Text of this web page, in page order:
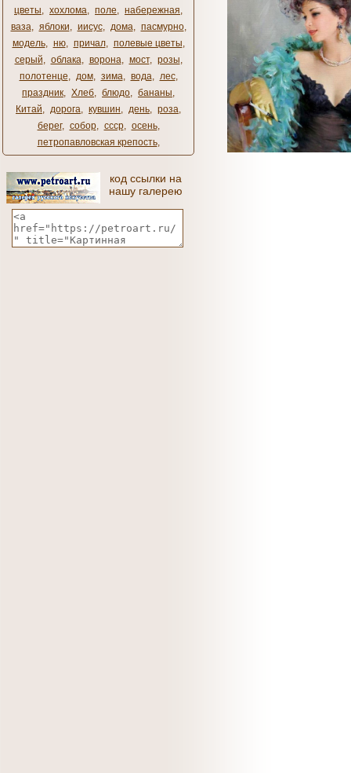
цветы, хохлома, поле, набережная,
ваза, яблоки, иисус, дома, пасмурно,
модель, ню, причал, полевые цветы,
серый, облака, ворона, мост, розы,
полотенце, дом, зима, вода, лес,
праздник, Хлеб, блюдо, бананы,
Китай, дорога, кувшин, день, роза,
берег, собор, ссср, осень,
петропавловская крепость,
код ссылки на
нашу галерею